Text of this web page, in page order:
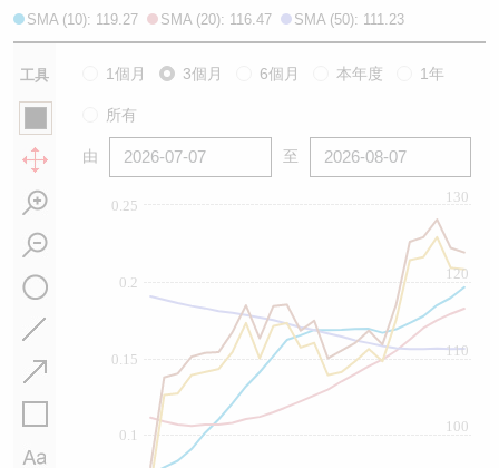
SMA (10): 119.27 SMA (20): 116.47 SMA (50): 111.23
工具 1個月 3個月 6個月 本年度 1年
所有
由 至
0.1
0.15
0.2
0.25
100
110
120
130